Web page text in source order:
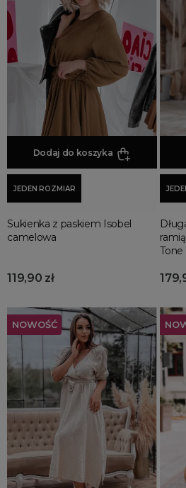
Różowe Sukienki
Szare Sukienki
Wielokolorowe Sukienki
Zielone Sukienki
Żółte Sukienki
Dodaj do koszyka
JEDEN ROZMIAR
Sukienka z paskiem Isobel
camelowa
119,90 zł
Tone
NOWOŚĆ